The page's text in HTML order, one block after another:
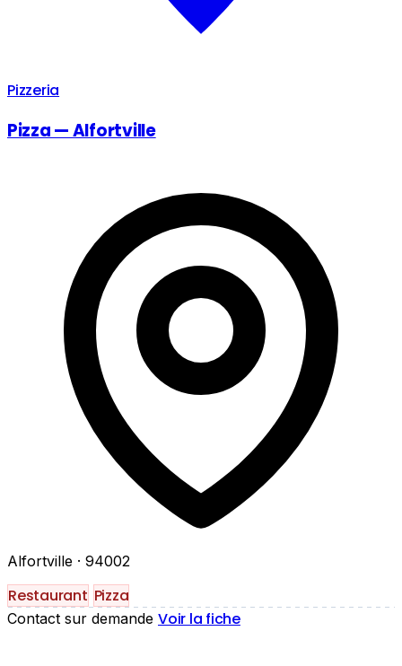
Pizzeria
Pizza — Alfortville
Alfortville · 94002
Restaurant Pizza
Contact sur demande Voir la fiche